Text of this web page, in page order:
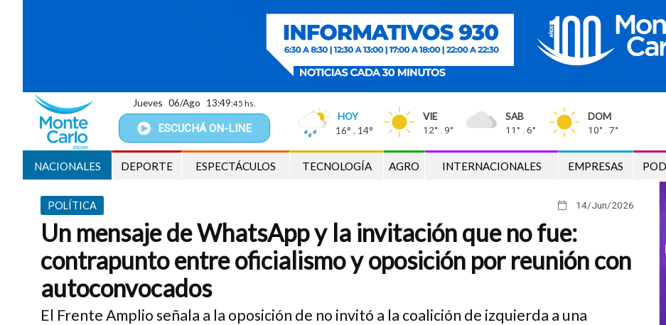
ESCUCHÁ ON-LINE
HOY
16° . 14°
VIE
12° . 9°
SAB
11° . 6°
DOM
10° . 7°
Jueves 06/Ago 13:49:46 hs.
NACIONALES DEPORTE ESPECTÁCULOS TECNOLOGÍA AGRO INTERNACIONALES EMPRESAS
14/Jun/2026
POLÍTICA
Un mensaje de WhatsApp y la invitación que no fue:
contrapunto entre oficialismo y oposición por reunión con
autoconvocados
El Frente Amplio señala a la oposición de no invitó a la coalición de izquierda a una